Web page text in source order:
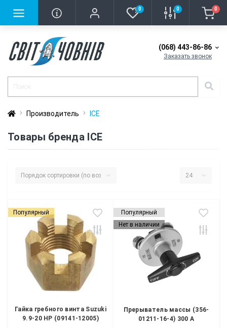
0 0 0
(068) 443-86-86
Заказать звонок
Производитель ICE
Товары бренда ICE
Популярный
Гайка гребного винта Suzuki
9.9-20 HP (09141-12005)
Популярный
Нет в наличии
Прерыватель массы (356-
01211-16-4) 300 А